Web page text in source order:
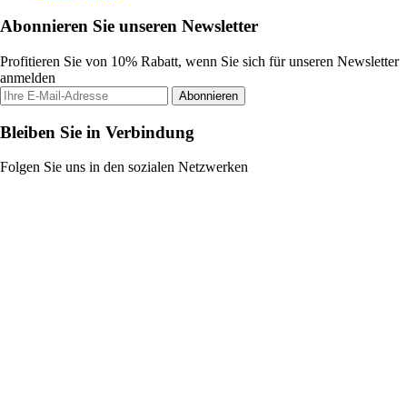
Abonnieren Sie unseren Newsletter
Profitieren Sie von 10% Rabatt, wenn Sie sich für unseren Newsletter
anmelden
Abonnieren
Bleiben Sie in Verbindung
Folgen Sie uns in den sozialen Netzwerken